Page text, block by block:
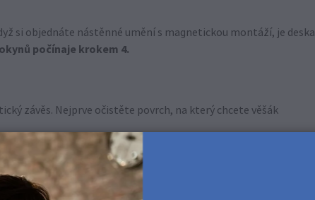
si objednáte nástěnné umění s magnetickou montáží, je deska
počínaje krokem 4.
závěs. Nejprve očistěte povrch, na který chcete věšák